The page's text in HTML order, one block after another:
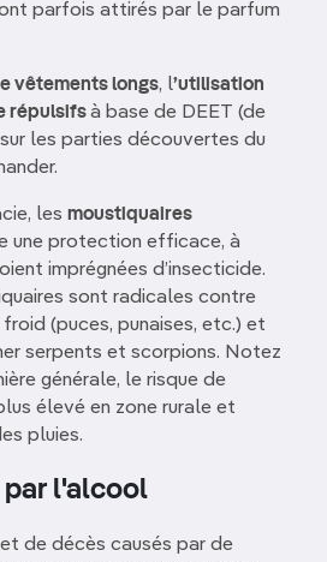
parfois attirés par le parfum
vêtements longs, l’utilisation
répulsifsà base de DEET (de
les parties découvertes du
les moustiquaires
une protection efficace, à
imprégnées d’insecticide.
sont radicales contre
(puces, punaises, etc.) et
serpents et scorpions. Notez
générale, le risque de
élevé en zone rurale et
pluies.
par l'alcool
de décès causés par de